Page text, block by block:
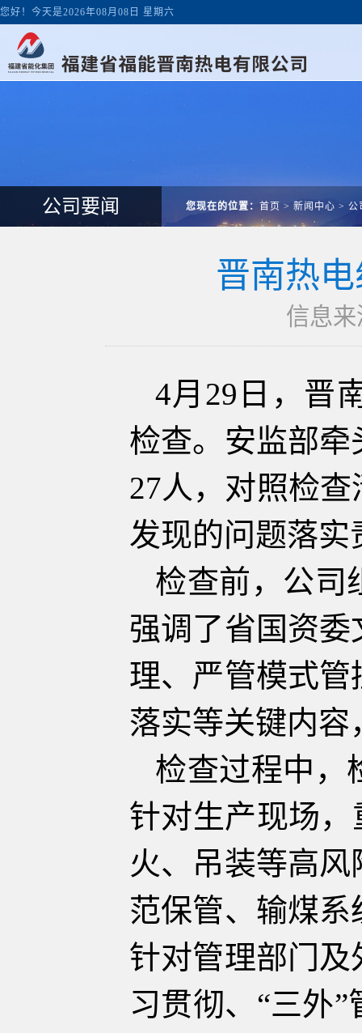
您好！今天是2026年08月08日 星期六
公司要闻 您现在的位置： 首页 > 新闻中心 > 公
晋南热
信息
4月29日，晋
检查。安监部
27人，对照检
发现的问题落
检查前，公司
强调了省国资
理、严管模式
落实等关键内
检查过程中，
针对生产现场
火、吊装等高
范保管、输煤
针对管理部门
习贯彻、“三外